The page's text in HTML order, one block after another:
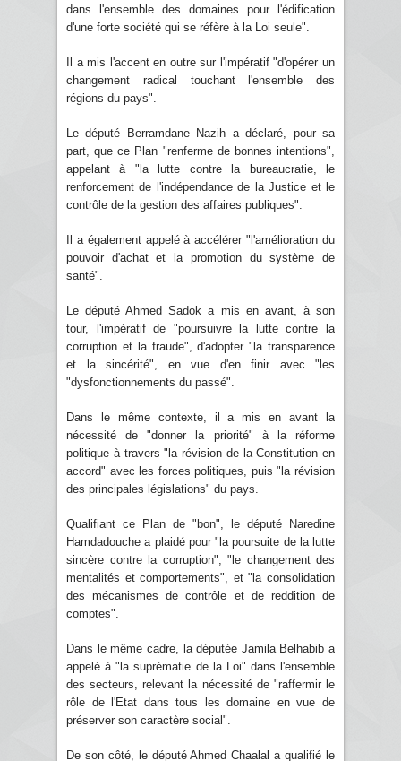
dans l'ensemble des domaines pour l'édification
d'une forte société qui se réfère à la Loi seule".
Il a mis l'accent en outre sur l'impératif "d'opérer un
changement radical touchant l'ensemble des
régions du pays".
Le député Berramdane Nazih a déclaré, pour sa
part, que ce Plan "renferme de bonnes intentions",
appelant à "la lutte contre la bureaucratie, le
renforcement de l'indépendance de la Justice et le
contrôle de la gestion des affaires publiques".
Il a également appelé à accélérer "l'amélioration du
pouvoir d'achat et la promotion du système de
santé".
Le député Ahmed Sadok a mis en avant, à son
tour, l'impératif de "poursuivre la lutte contre la
corruption et la fraude", d'adopter "la transparence
et la sincérité", en vue d'en finir avec "les
"dysfonctionnements du passé".
Dans le même contexte, il a mis en avant la
nécessité de "donner la priorité" à la réforme
politique à travers "la révision de la Constitution en
accord" avec les forces politiques, puis "la révision
des principales législations" du pays.
Qualifiant ce Plan de "bon", le député Naredine
Hamdadouche a plaidé pour "la poursuite de la lutte
sincère contre la corruption", "le changement des
mentalités et comportements", et "la consolidation
des mécanismes de contrôle et de reddition de
comptes".
Dans le même cadre, la députée Jamila Belhabib a
appelé à "la suprématie de la Loi" dans l'ensemble
des secteurs, relevant la nécessité de "raffermir le
rôle de l'Etat dans tous les domaine en vue de
préserver son caractère social".
De son côté, le député Ahmed Chaalal a qualifié le